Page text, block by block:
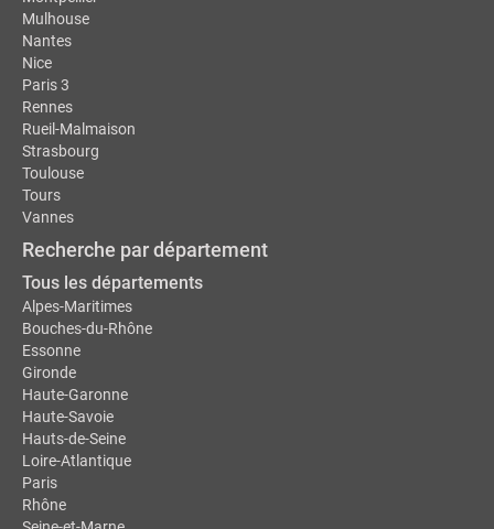
Mulhouse
Nantes
Nice
Paris 3
Rennes
Rueil-Malmaison
Strasbourg
Toulouse
Tours
Vannes
Recherche par département
Tous les départements
Alpes-Maritimes
Bouches-du-Rhône
Essonne
Gironde
Haute-Garonne
Haute-Savoie
Hauts-de-Seine
Loire-Atlantique
Paris
Rhône